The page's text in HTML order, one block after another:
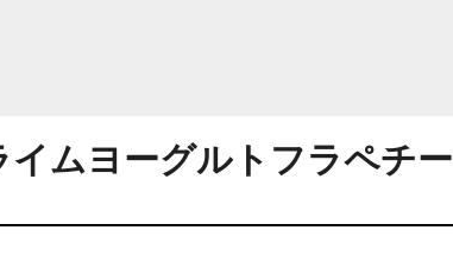
ムヨーグルトフラペチー